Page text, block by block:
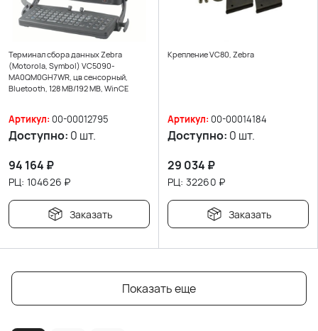
Терминал сбора данных Zebra
(Motorola, Symbol) VC5090-
MA0QM0GH7WR, цв сенсорный,
Bluetooth, 128 MB/192 MB, WinCE
Артикул: 00-00012795
Доступно: 0 шт.
94 164 ₽
РЦ: 104626 ₽
Заказать
Крепление VC80, Zebra
Артикул: 00-00014184
Доступно: 0 шт.
29 034 ₽
РЦ: 32260 ₽
Заказать
Показать еще